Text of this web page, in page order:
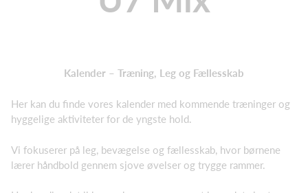
Kalender – Træning, Leg og Fællesskab
Her kan du finde vores kalender med kommende træninger og
hyggelige aktiviteter for de yngste hold.
Vi fokuserer på leg, bevægelse og fællesskab, hvor børnene
lærer håndbold gennem sjove øvelser og trygge rammer.